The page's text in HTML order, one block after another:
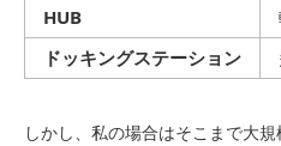
HUB
ドッキングステーション
しかし、私の場合はそこまで大規